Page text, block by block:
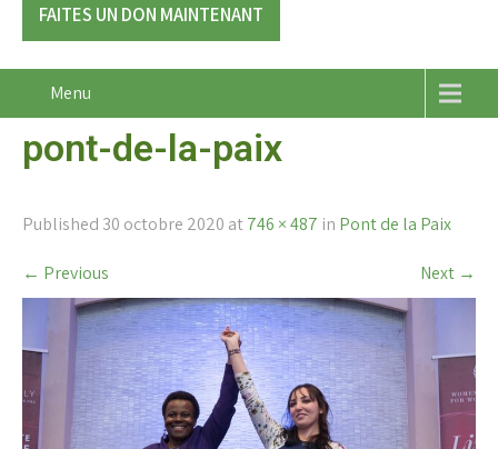
FAITES UN DON MAINTENANT
Menu
pont-de-la-paix
Published 30 octobre 2020 at 746 × 487 in Pont de la Paix
← Previous Next →